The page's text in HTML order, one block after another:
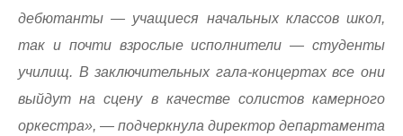
дебютанты — учащиеся начальных классов школ,
так и почти взрослые исполнители — студенты
училищ. В заключительных гала-концертах все они
выйдут на сцену в качестве солистов камерного
оркестра», — подчеркнула директор департамента